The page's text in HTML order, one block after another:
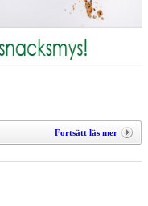
Fortsätt läs mer